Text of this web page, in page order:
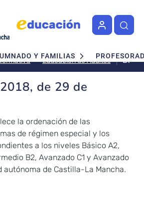
Y FAMILIAS
Educación de Adultos
89/
de 29 de
la ordenación de las
de régimen especial y los
a los niveles Básico A2,
B2, Avanzado C1 y Avanzado
autónoma de Castilla-La Mancha.